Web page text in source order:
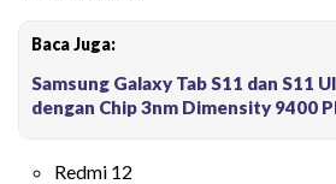
Baca Juga:
Samsung Galaxy Tab S11 dan S11
dengan Chip 3nm Dimensity 9400
Redmi 12